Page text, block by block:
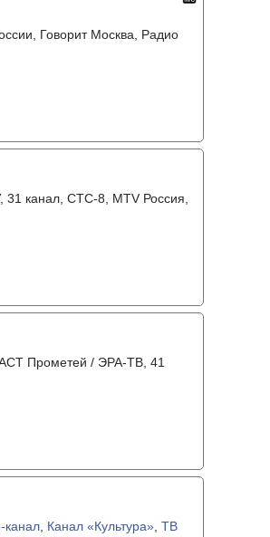
Говорит Москва, Радио
канал, СТС-8, MTV Россия,
Прометей / ЭРА-ТВ, 41
Канал «Культура» ТВ